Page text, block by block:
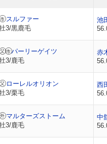
スルファー
3/黒鹿毛
池
パーリーゲイツ
3/鹿毛
赤
ローレルオリオン
3/栗毛
西
マルターズストーム
3/鹿毛
中